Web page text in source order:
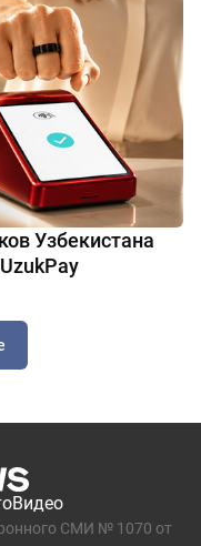
Узбекистана
Видео
СМИ № 1070 от